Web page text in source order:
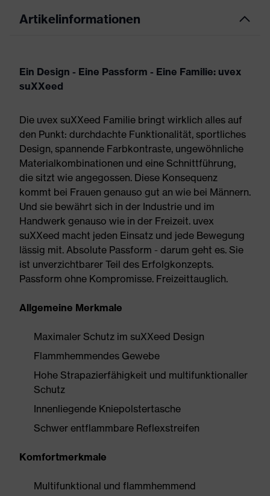
Artikelinformationen
Ein Design - Eine Passform - Eine Familie: uvex
suXXeed
Die uvex suXXeed Familie bringt wirklich alles auf
den Punkt: durchdachte Funktionalität, sportliches
Design, spannende Farbkontraste, ungewöhnliche
Materialkombinationen und eine Schnittführung,
die sitzt wie angegossen. Diese Konsequenz
kommt bei Frauen genauso gut an wie bei Männern.
Und sie bewährt sich in der Industrie und im
Handwerk genauso wie in der Freizeit. uvex
suXXeed macht jeden Einsatz und jede Bewegung
lässig mit. Absolute Passform - darum geht es. Sie
ist unverzichtbarer Teil des Erfolgkonzepts.
Passform ohne Kompromisse. Freizeittauglich.
Allgemeine Merkmale
Maximaler Schutz im suXXeed Design
Flammhemmendes Gewebe
Hohe Strapazierfähigkeit und multifunktionaller
Schutz
Innenliegende Kniepolstertasche
Schwer entflammbare Reflexstreifen
Komfortmerkmale
Multifunktional und flammhemmend